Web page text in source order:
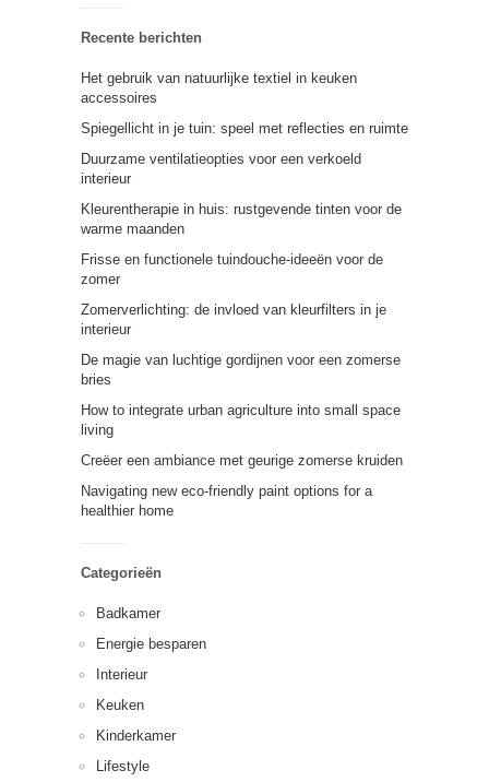
Recente berichten
Het gebruik van natuurlijke textiel in keuken
accessoires
Spiegellicht in je tuin: speel met reflecties en ruimte
Duurzame ventilatieopties voor een verkoeld
interieur
Kleurentherapie in huis: rustgevende tinten voor de
warme maanden
Frisse en functionele tuindouche-ideeën voor de
zomer
Zomerverlichting: de invloed van kleurfilters in je
interieur
De magie van luchtige gordijnen voor een zomerse
bries
How to integrate urban agriculture into small space
living
Creëer een ambiance met geurige zomerse kruiden
Navigating new eco-friendly paint options for a
healthier home
Categorieën
Badkamer
Energie besparen
Interieur
Keuken
Kinderkamer
Lifestyle